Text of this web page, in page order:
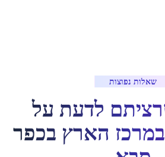
שאלות נפוצות
לדעת על
הארץ בכפר